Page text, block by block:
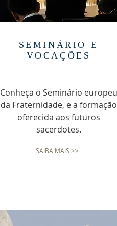
SEMINÁRIO E
VOCAÇÕES
Conheça o Seminário europeu
da Fraternidade, e a formação
oferecida aos futuros
sacerdotes.
SAIBA MAIS >>